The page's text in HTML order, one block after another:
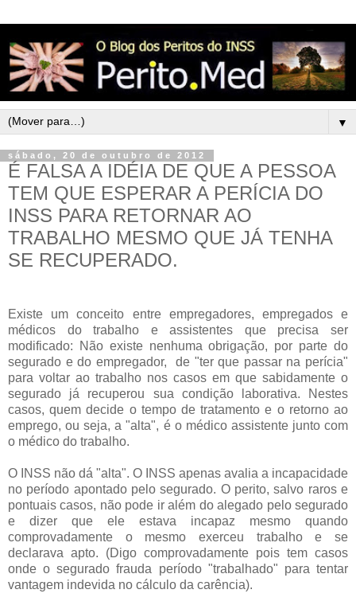
▼
sábado, 20 de outubro de 2012
É FALSA A IDÉIA DE QUE A PESSOA
TEM QUE ESPERAR A PERÍCIA DO
INSS PARA RETORNAR AO
TRABALHO MESMO QUE JÁ TENHA
SE RECUPERADO.
Existe um conceito entre empregadores, empregados e
médicos do trabalho e assistentes que precisa ser
modificado: Não existe nenhuma obrigação, por parte do
segurado e do empregador, de "ter que passar na perícia"
para voltar ao trabalho nos casos em que sabidamente o
segurado já recuperou sua condição laborativa. Nestes
casos, quem decide o tempo de tratamento e o retorno ao
emprego, ou seja, a "alta", é o médico assistente junto com
o médico do trabalho.
O INSS não dá "alta". O INSS apenas avalia a incapacidade
no período apontado pelo segurado. O perito, salvo raros e
pontuais casos, não pode ir além do alegado pelo segurado
e dizer que ele estava incapaz mesmo quando
comprovadamente o mesmo exerceu trabalho e se
declarava apto. (Digo comprovadamente pois tem casos
onde o segurado frauda período "trabalhado" para tentar
vantagem indevida no cálculo da carência).